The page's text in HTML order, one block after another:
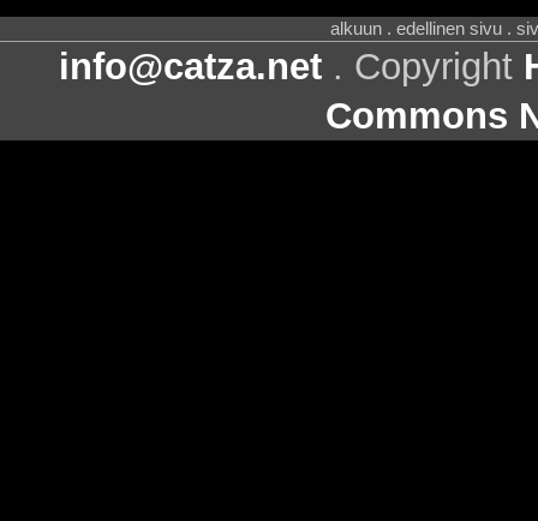
alkuun . edellinen sivu .
info@catza.net . Copyright
Commons